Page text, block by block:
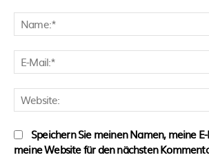
Speichern Sie meinen Namen, meine
meine Website für den nächsten